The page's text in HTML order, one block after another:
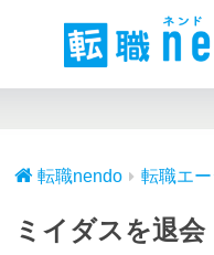
転職nendo 転職エー
ミイダスを退